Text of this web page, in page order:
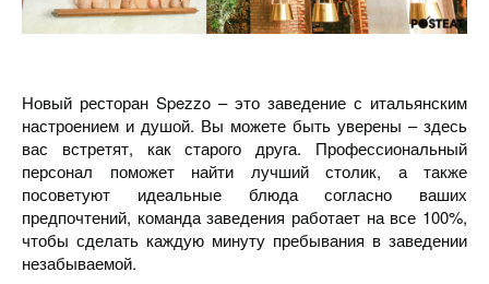
Новый ресторан Spezzo – это заведение с итальянским
настроением и душой. Вы можете быть уверены – здесь
вас встретят, как старого друга. Профессиональный
персонал поможет найти лучший столик, а также
посоветуют идеальные блюда согласно ваших
предпочтений, команда заведения работает на все 100%,
чтобы сделать каждую минуту пребывания в заведении
незабываемой.